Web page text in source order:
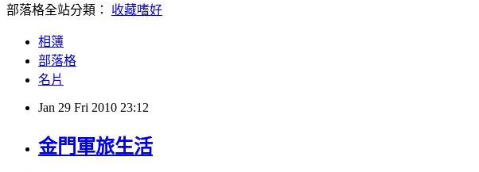
部落格全站分類： 收藏嗜好
相簿
部落格
名片
Jan 29 Fri 2010 23:12
金門軍旅生活